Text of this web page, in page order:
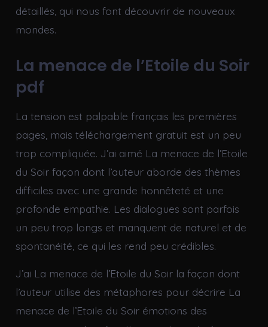
détaillés, qui nous font découvrir de nouveaux
mondes.
La menace de l’Etoile du Soir
pdf
La tension est palpable français les premières
pages, mais téléchargement gratuit est un peu
trop compliquée. J’ai aimé La menace de l’Etoile
du Soir façon dont l’auteur aborde des thèmes
difficiles avec une grande honnêteté et une
profonde empathie. Les dialogues sont parfois
un peu trop longs et manquent de naturel et de
spontanéité, ce qui les rend peu crédibles.
J’ai La menace de l’Etoile du Soir la façon dont
l’auteur utilise des métaphores pour décrire La
menace de l’Etoile du Soir émotions des